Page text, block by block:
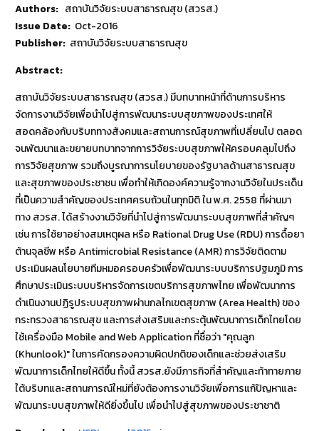
Authors: สถาบันวิจัยระบบสาธารณสุข (สวรส.)
Issue Date: Oct-2016
Publisher: สถาบันวิจัยระบบสาธารณสุข
Abstract:
สถาบันวิจัยระบบสาธารณสุข (สวรส.) มีบทบาทหน้าที่ด้านการบริหาร
จัดการงานวิจัยเพื่อนำไปสู่การพัฒนาระบบสุขภาพของประเทศให้
สอดคล้องกับบริบททางสังคมและสถานการณ์สุขภาพที่เปลี่ยนไป ตลอด
จนพัฒนาและขยายบทบาทจากการวิจัยระบบสุขภาพให้ครอบคลุมไปถึง
การวิจัยสุขภาพ รวมถึงบูรณาการนโยบายของรัฐบาลด้านสาธารณสุข
และสุขภาพของประชาชน เพื่อทำให้เกิดองค์ความรู้จากงานวิจัยในประเด็น
ที่เป็นความสำคัญของประเทศครบถ้วนในทุกมิติ ใน พ.ศ. 2558 ที่ผ่านมา
ทาง สวรส. ได้สร้างงานวิจัยที่นำไปสู่การพัฒนาระบบสุขภาพที่สำคัญๆ
เช่น การใช้ยาอย่างสมเหตุผล หรือ Rational Drug Use (RDU) การดื้อยา
ต้านจุลชีพ หรือ Antimicrobial Resistance (AMR) การวิจัยติดตาม
ประเมินผลนโยบายทีมหมอครอบครัวเพื่อพัฒนาระบบบริการปฐมภูมิ การ
ศึกษาประเมินระบบบริหารจัดการเขตบริการสุขภาพไทย เพื่อพัฒนาการ
ดำเนินงานปฏิรูประบบสุขภาพผ่านกลไกเขตสุขภาพ (Area Health) ของ
กระทรวงสาธารณสุข และการส่งเสริมและกระตุ้นพัฒนาการเด็กไทยโดย
ใช้เครื่องมือ Mobile and Web Application ที่ชื่อว่า "คุณลูก
(Khunlook)" ในการคัดกรองความผิดปกติของเด็กและช่วยส่งเสริม
พัฒนาการเด็กไทยให้ดีขึ้น ทั้งนี้ สวรส.ยังมีภารกิจที่สำคัญและท้าทายภาย
ใต้บริบทและสถานการณ์ใหม่ที่ยังต้องการงานวิจัยเพื่อการแก้ปัญหาและ
พัฒนาระบบสุขภาพให้ดียิ่งขึ้นไป เพื่อนำไปสู่สุขภาพของประชาชาติ